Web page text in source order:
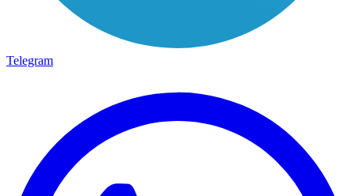
Telegram